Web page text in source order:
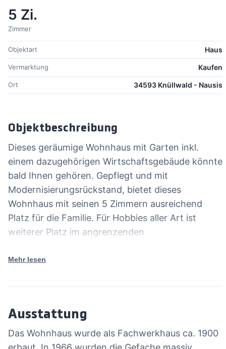
5 Zi.
Zimmer
Objektart Haus
Vermarktung Kaufen
Ort 34593 Knüllwald - Nausis
Objektbeschreibung
Dieses geräumige Wohnhaus mit Garten inkl.
einem dazugehörigen Wirtschaftsgebäude könnte
bald Ihnen gehören. Gepflegt und mit
Modernisierungsrückstand, bietet dieses
Wohnhaus mit seinen 5 Zimmern ausreichend
Platz für die Familie. Für Hobbies aller Art ist
weiterer Platz im angrenzenden
Deckenhöhen im Wohnhaus sehr angenehm und
nach mehr Platz, könnten Sie auf der anderen
Bebauen oder als Gartenvergrößerung erwerben.
Als Liebhaber ländlicher Ruhe und einer
harmonsichen Nachbarschaft, sind Sie hier genau
Mehr lesen
Ausstattung
Das Wohnhaus wurde als Fachwerkhaus ca. 1900